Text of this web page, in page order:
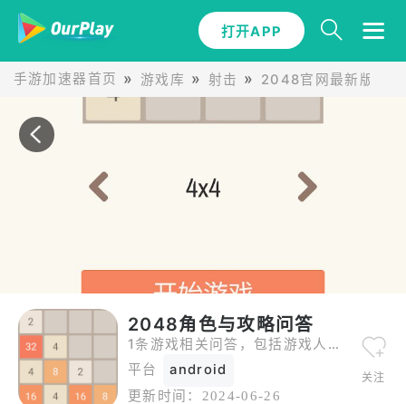
手游加速器首页 游戏库 射击 2048官网最新版
打开APP
2048角色与攻略问答
1条游戏相关问答，包括游戏人物介绍、关卡攻略等。
平台
android
更新时间： 2024-06-26
关注